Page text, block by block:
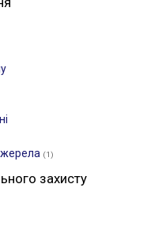
(1)
захисту